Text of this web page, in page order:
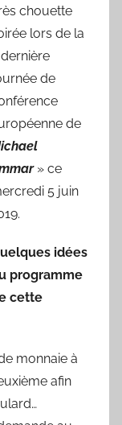
chouette
lors de la
de
de
» ce
5 juin
idées
programme
cette
monnaie à
afin